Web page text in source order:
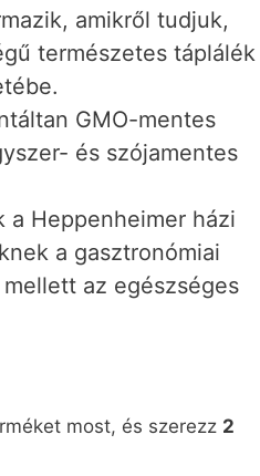
amikről tudjuk,
természetes táplálék
GMO-mentes
és szójamentes
a Heppenheimer házi
a gasztronómiai
az egészséges
most, és szerezz 2